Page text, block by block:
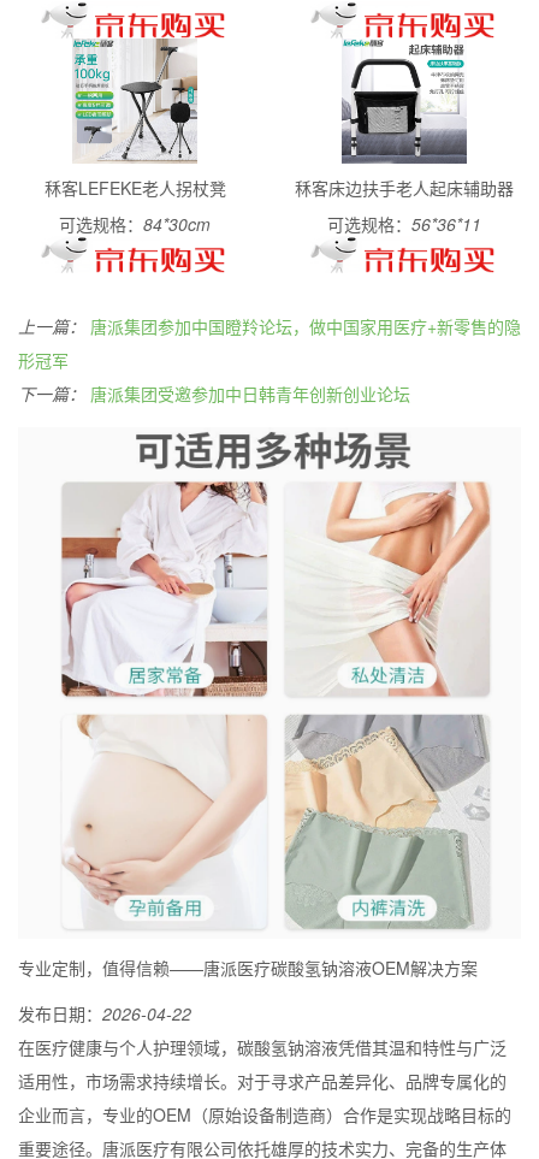
秝客LEFEKE老人拐杖凳
可选规格： 84*30cm
秝客床边扶手老人起床辅助器
可选规格： 56*36*11
上一篇： 唐派集团参加中国瞪羚论坛，做中国家用医疗+新零售的隐
形冠军
下一篇： 唐派集团受邀参加中日韩青年创新创业论坛
专业定制，值得信赖——唐派医疗碳酸氢钠溶液OEM解决方案
发布日期： 2026-04-22
在医疗健康与个人护理领域，碳酸氢钠溶液凭借其温和特性与广泛
适用性，市场需求持续增长。对于寻求产品差异化、品牌专属化的
企业而言，专业的OEM（原始设备制造商）合作是实现战略目标的
重要途径。唐派医疗有限公司依托雄厚的技术实力、完备的生产体